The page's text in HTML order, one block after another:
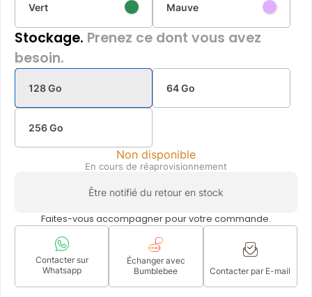
Vert Mauve
Stockage. Prenez ce dont vous avez
besoin.
128 Go 64 Go
256 Go
Non disponible
En cours de réaprovisionnement
Être notifié du retour en stock
Faites-vous accompagner pour votre commande.
Contacter sur
Whatsapp
Échanger avec
Bumblebee
Contacter par E-mail